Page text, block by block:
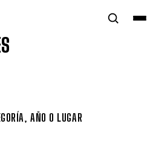
AÑO O LUGAR